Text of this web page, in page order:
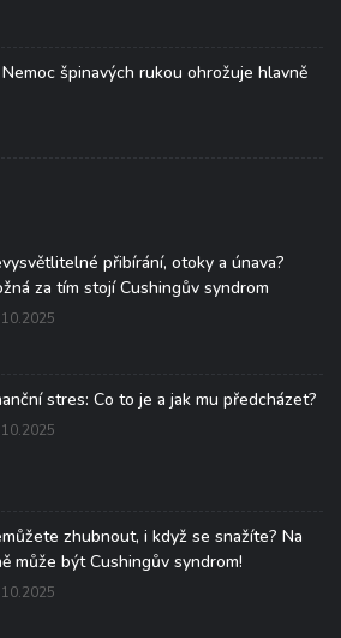
špinavých rukou ohrožuje hlavně
přibírání, otoky a únava?
za tím stojí Cushingův syndrom
stres: Co to je a jak mu předcházet?
zhubnout, i když se snažíte? Na
může být Cushingův syndrom!